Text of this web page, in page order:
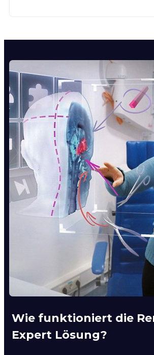
Wie funktioniert die
Expert Lösung?